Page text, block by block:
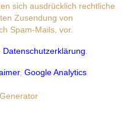
sich ausdrücklich rechtliche
Zusendung von
Spam-Mails, vor.
Datenschutzerklärung
, Google Analytics